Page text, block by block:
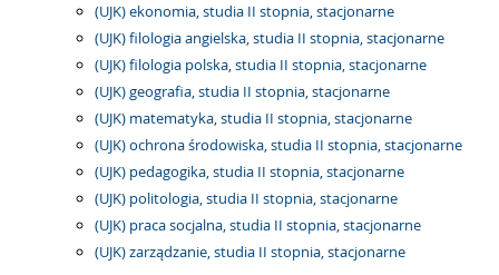
(UJK) ekonomia, studia II stopnia, stacjonarne
(UJK) filologia angielska, studia II stopnia, stacjonarne
(UJK) filologia polska, studia II stopnia, stacjonarne
(UJK) geografia, studia II stopnia, stacjonarne
(UJK) matematyka, studia II stopnia, stacjonarne
(UJK) ochrona środowiska, studia II stopnia, stacjonarne
(UJK) pedagogika, studia II stopnia, stacjonarne
(UJK) politologia, studia II stopnia, stacjonarne
(UJK) praca socjalna, studia II stopnia, stacjonarne
(UJK) zarządzanie, studia II stopnia, stacjonarne